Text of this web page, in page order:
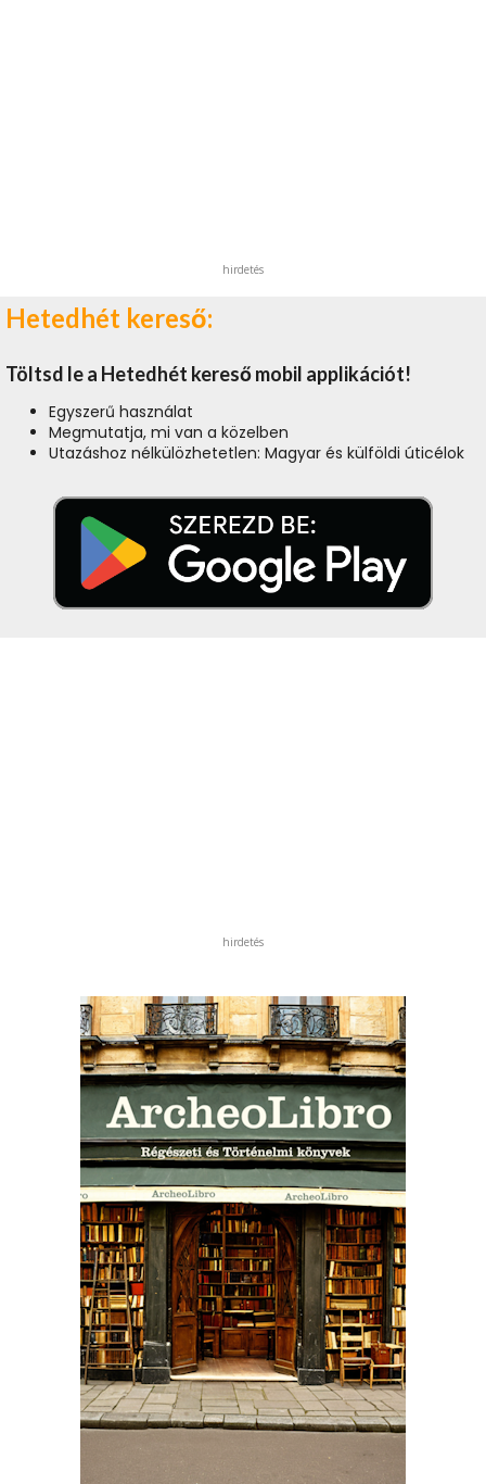
hirdetés
Hetedhét kereső:
Töltsd le a Hetedhét kereső mobil applikációt!
Egyszerű használat
Megmutatja, mi van a közelben
Utazáshoz nélkülözhetetlen: Magyar és külföldi úticélok
hirdetés